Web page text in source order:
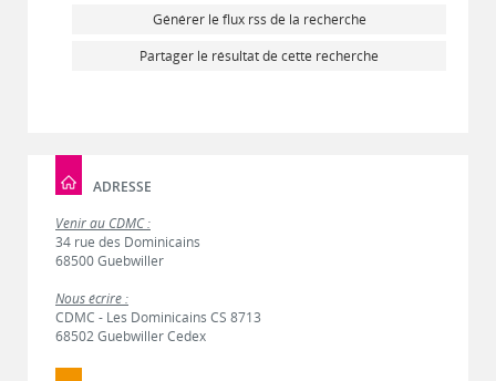
Générer le flux rss de la recherche
Partager le résultat de cette recherche
ADRESSE
Venir au CDMC :
34 rue des Dominicains
68500 Guebwiller
Nous écrire :
CDMC - Les Dominicains CS 8713
68502 Guebwiller Cedex